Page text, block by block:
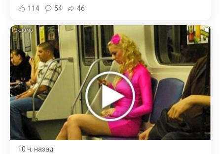
114 54 46
i
10 ч. назад